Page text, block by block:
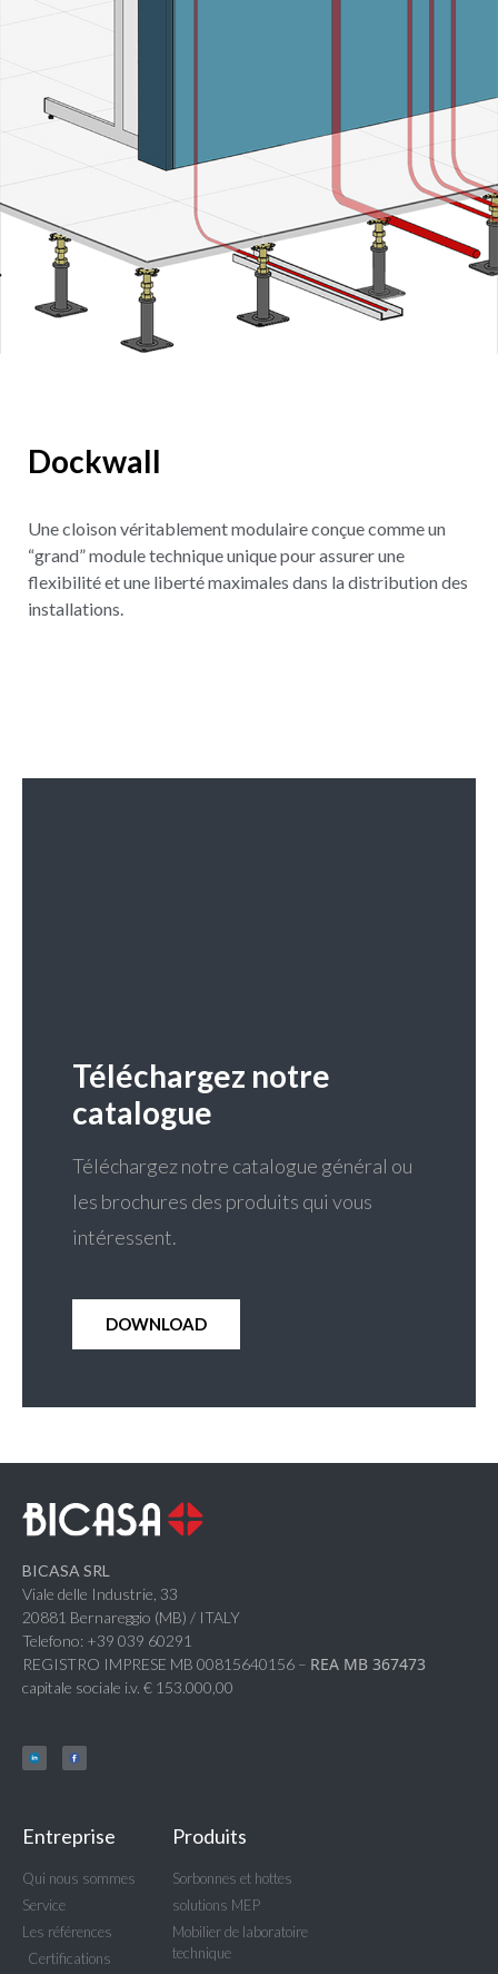
Dockwall
Une cloison véritablement modulaire conçue comme un
“grand” module technique unique pour assurer une
flexibilité et une liberté maximales dans la distribution des
installations.
Téléchargez notre
catalogue
Téléchargez notre catalogue général ou
les brochures des produits qui vous
intéressent.
DOWNLOAD
BICASA SRL
Viale delle Industrie, 33
20881 Bernareggio (MB) / ITALY
Telefono: +39 039 60291
REGISTRO IMPRESE MB 00815640156 – REA MB 367473
capitale sociale i.v. € 153.000,00
Entreprise
Qui nous sommes
Service
Les références
Certifications
Produits
Sorbonnes et hottes
solutions MEP
Mobilier de laboratoire
technique